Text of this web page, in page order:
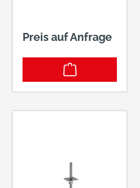
Preis auf Anfrage